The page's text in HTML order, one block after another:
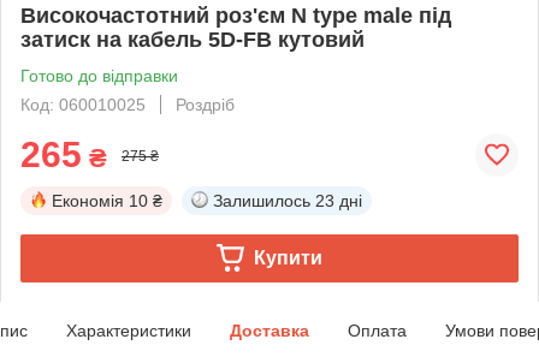
Високочастотний роз'єм N type male під
затиск на кабель 5D-FB кутовий
Готово до відправки
Код: 060010025
Роздріб
265 ₴ 275 ₴
Економія 10 ₴ Залишилось 23 дні
Купити
Характеристики Доставка Оплата Умови